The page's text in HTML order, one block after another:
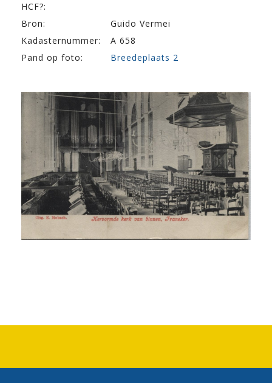
HCF?:
Bron:
Guido Vermei
Kadasternummer:
A 658
Pand op foto:
Breedeplaats 2